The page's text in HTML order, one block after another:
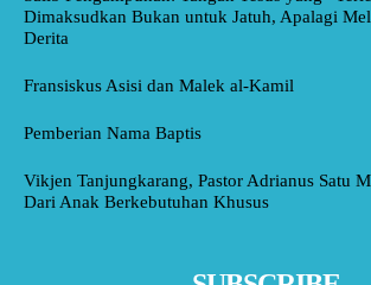
Dimaksudkan Bukan untuk Jatuh, Apalagi
Derita
Fransiskus Asisi dan Malek al-Kamil
Pemberian Nama Baptis
Vikjen Tanjungkarang, Pastor Adrianus Satu
Dari Anak Berkebutuhan Khusus